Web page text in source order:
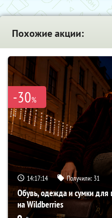
Похожие акции:
-30%
14:17:13 Получили: 31
Обувь, одежда и сумки для
на Wildberries